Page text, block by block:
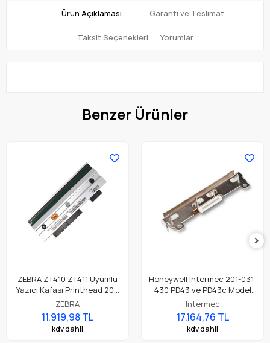
Ürün Açıklaması Garanti ve Teslimat
Taksit Seçenekleri Yorumlar
Benzer Ürünler
ZEBRA ZT410 ZT411 Uyumlu
Yazıcı Kafası Printhead 203
Dpi Parça No: P1058930-009
ZEBRA
11.919,98 TL
kdv dahil
Honeywell Intermec 201-031-
430 PD43 ve PD43c Model
Barkod Etiket Yazıcı 203 Dpi
Termal Baskı Kafası
Intermec
17.164,76 TL
kdv dahil